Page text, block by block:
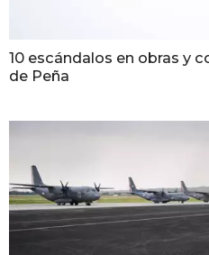
10 escándalos en obras y
de Peña